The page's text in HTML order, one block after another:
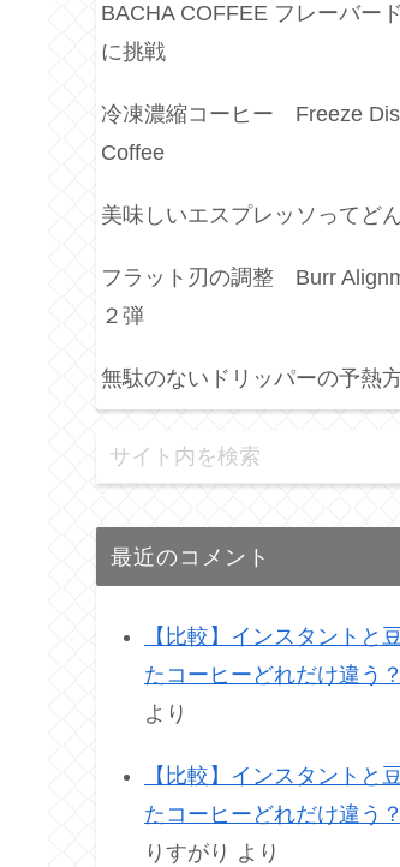
BACHA COFFEE フレーバー
に挑戦
冷凍濃縮コーヒー Freeze
Coffee
美味しいエスプレッソってど
フラット刃の調整 Burr
２弾
無駄のないドリッパーの予熱
最近のコメント
【比較】インスタントと
たコーヒーどれだけ違う？
より
【比較】インスタントと
たコーヒーどれだけ違う？
りすがり より